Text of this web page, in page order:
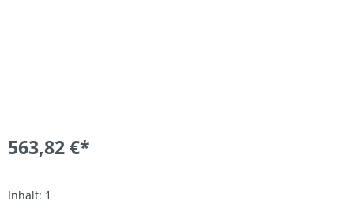
563,82 €*
Inhalt: 1